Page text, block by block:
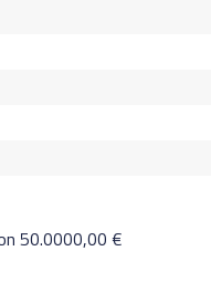
50.0000,00 €